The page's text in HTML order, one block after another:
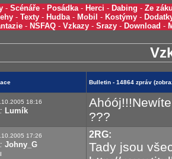
- Scénáře - Posádka- Herci - Dabing - Ze
- Texty - Hudba- Mobil - Kostýmy -
- NSFAQ - Vzkazy - Srazy - Download -
Bulletin - 14864 zpráv
18:16
Lumík
???
17:26
Johny_G
2RG:
Tady jsou